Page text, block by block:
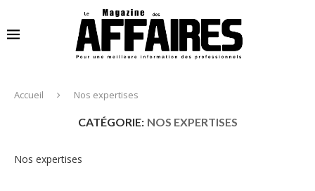
Accueil Nos expertises
CATÉGORIE: NOS EXPERTISES
Nos expertises